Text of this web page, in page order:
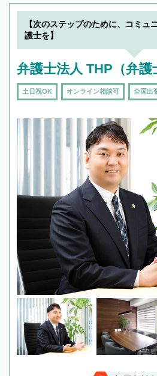
【次のステップのために、コミュ
護士を】
弁護士法人 THP（弁護
土日祝OK オンライン相談可 全国出